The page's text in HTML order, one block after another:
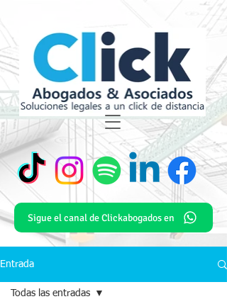
Sigue el canal de Clickabogados en
Entrada
Todas las entradas